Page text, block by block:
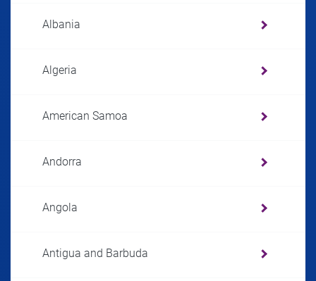
Albania
Algeria
American Samoa
Andorra
Angola
Antigua and Barbuda